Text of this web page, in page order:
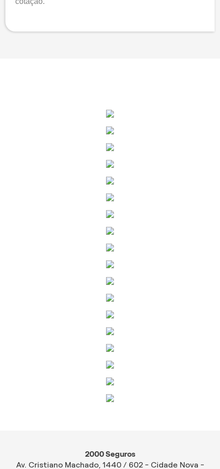
2000 Seguros
Av. Cristiano Machado, 1440 / 602 - Cidade Nova -